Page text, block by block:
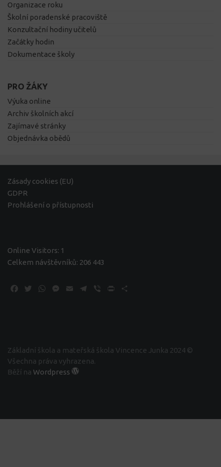
Organizace roku
Školní poradenské pracoviště
Konzultační hodiny učitelů
Začátky hodin
Dokumentace školy
PRO ŽÁKY
Výuka online
Archiv školních akcí
Zajímavé stránky
Objednávka obědů
Zásady cookies (EU)
GDPR
Prohlášení o přístupnosti
Online Visitors: 1
Celkem návštěvníků: 206 443
Facebook
TwitterWhatsApp
Messenger
Email Telegram
Viber Print
Základní škola a mateřská škola Vincence Junka 2024 ©
Všechna práva vyhrazena.
Běží na Wordpress